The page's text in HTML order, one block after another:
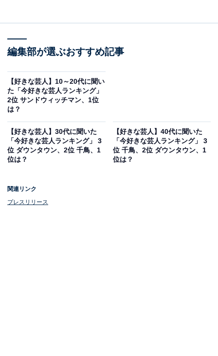
池田さんはコントで女装することが多く、美容にも詳し
ンボー池田直人の美しちゃんねる」ではメイク動画を公
開することもあり、「makeumor（メキュモア）」とい
うコスメブランドもプロデュースしています。
回答者からは、「美容とかにも気遣ってるから素敵だな
ーって思いながら見てる」「そのままでもかっこいい
し、女装すると可愛いし、完璧です！」「レインボーの
に好きです」などの声が挙がりました。
編集部が選ぶおすすめ記事
【好きな芸人】10～20代に聞い
た「今好きな芸人ランキング」
2位 サンドウィッチマン、1位
は？
【好きな芸人】30代に聞いた
「今好きな芸人ランキング」 3
位 ダウンタウン、2位 千鳥、1
位は？
【好きな芸人】40代に聞いた
「今好きな芸人ランキング」 3
位 千鳥、2位 ダウンタウン、1
位は？
関連リンク
プレスリリース